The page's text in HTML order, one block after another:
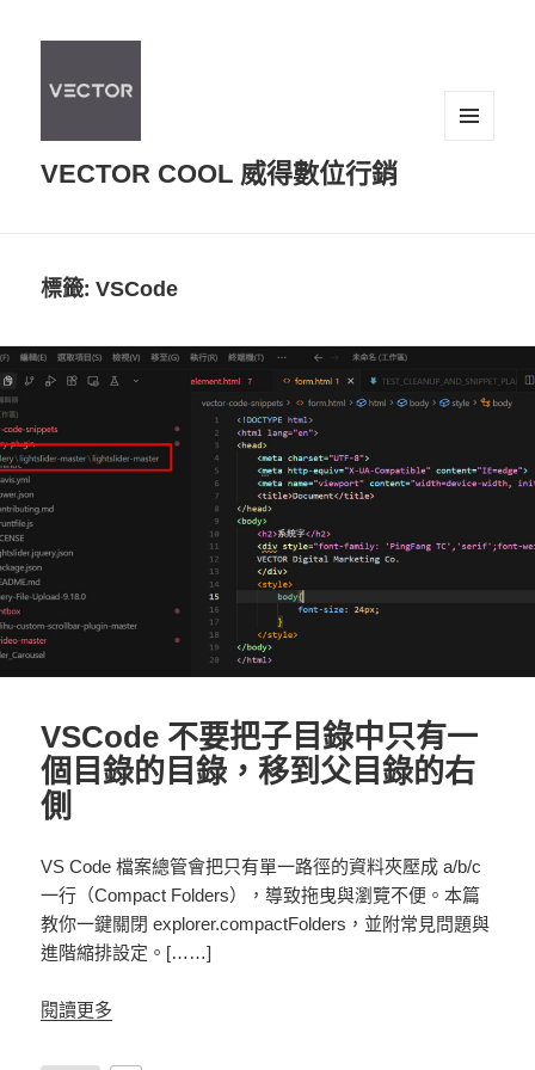
VECTOR COOL 威得數位行銷
標籤:VSCode
VSCode 不要把子目錄中只有一
個目錄的目錄，移到父目錄的右
側
VS Code 檔案總管會把只有單一路徑的資料夾壓成 a/b/c
一行（Compact Folders），導致拖曳與瀏覽不便。本篇
教你一鍵關閉 explorer.compactFolders，並附常見問題與
進階縮排設定。[……]
閱讀更多